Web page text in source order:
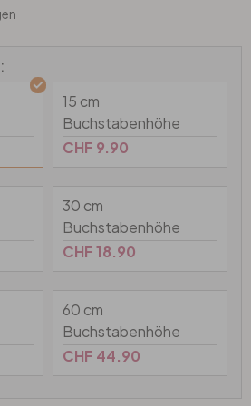
15 cm
Buchstabenhöhe
CHF 9.90
30 cm
Buchstabenhöhe
CHF 18.90
60 cm
Buchstabenhöhe
CHF 44.90